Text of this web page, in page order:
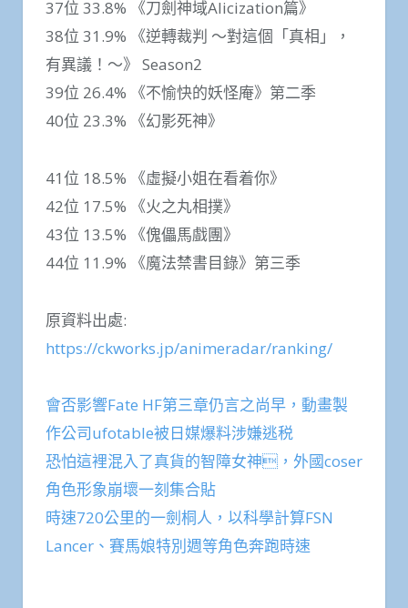
37位 33.8% 《刀劍神域Alicization篇》
38位 31.9% 《逆轉裁判 〜對這個「真相」，
有異議！〜》 Season2
39位 26.4% 《不愉快的妖怪庵》第二季
40位 23.3% 《幻影死神》
41位 18.5% 《虛擬小姐在看着你》
42位 17.5% 《火之丸相撲》
43位 13.5% 《傀儡馬戲團》
44位 11.9% 《魔法禁書目錄》第三季
原資料出處:
https://ckworks.jp/animeradar/ranking/
會否影響Fate HF第三章仍言之尚早，動畫製
作公司ufotable被日媒爆料涉嫌逃税
恐怕這裡混入了真貨的智障女神，外國coser
角色形象崩壞一刻集合貼
時速720公里的一劍桐人，以科學計算FSN
Lancer、賽馬娘特別週等角色奔跑時速